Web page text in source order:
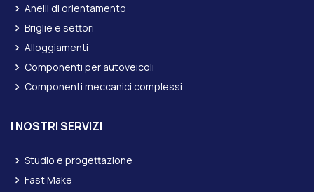
Anelli di orientamento
Briglie e settori
Alloggiamenti
Componenti per autoveicoli
Componenti meccanici complessi
I NOSTRI SERVIZI
Studio e progettazione
Fast Make